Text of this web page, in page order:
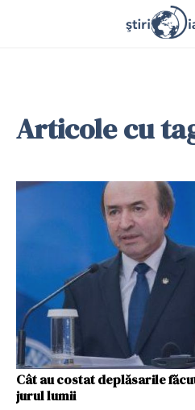
Articole cu
Cât au costat deplăsarile
jurul lumii